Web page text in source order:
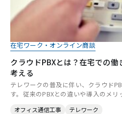
在宅ワーク・オンライン商談
クラウドPBXとは？在宅での
考える
テレワークの普及に伴い、クラウド
す。従来のPBXとの違いや導入のメリ
オフィス通信工事 テレワーク